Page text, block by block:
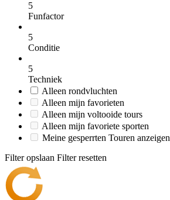
5
Funfactor
5
Conditie
5
Techniek
Alleen rondvluchten
Alleen mijn favorieten
Alleen mijn voltooide tours
Alleen mijn favoriete sporten
Meine gesperrten Touren anzeigen
Filter opslaan Filter resetten